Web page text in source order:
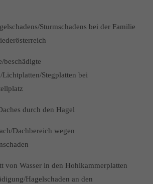
Sturmschadens bei der Familie
beschädigte
Stegplatten bei
durch den Hagel
Dachbereich wegen
von Wasser in den Hohlkammerplatten
Hagelschaden an den